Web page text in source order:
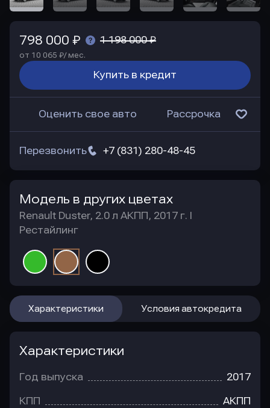
798 000 ₽ 1 198 000 ₽
от 10 065 ₽/ мес.
Купить в кредит
Оценить свое авто Рассрочка
+7 (831) 280-48-45
Перезвонить
Модель в других цветах
Renault Duster, 2.0 л АКПП, 2017 г. I
Рестайлинг
Характеристики Условия автокредита
Характеристики
Год выпуска 2017
КПП АКПП